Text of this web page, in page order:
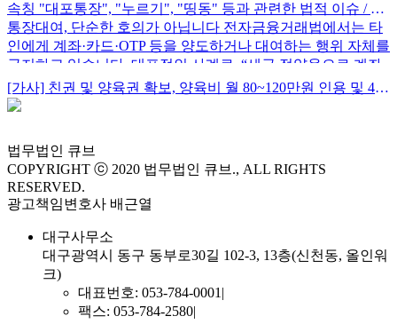
속칭 "대포통장", "누르기", "띵동" 등과 관련한 법적 이슈 / 법무법인 큐브 / 김주원 변호사 / 대구변호사
통장대여, 단순한 호의가 아닙니다 전자금융거래법에서는 타
인에게 계좌·카드·OTP 등을 양도하거나 대여하는 행위 자체를
금지하고 있습니다. 대표적인 사례로, “세금 절약용으로 계좌
좀 빌려달라”, “회사 거래용으로 잠깐 쓰겠다”, “대출 받으려면
계좌 필요하다”는 식으로 부탁하는 경우가 많고, 이러한 대여
지만 형사처벌 대상이며, 통장대여로 인해 제3의 피해자가 기
하급수적으로 양산되는 만큼 처벌 수위도 강해지고 있는 추세
입니다. ‘누르기’, ‘띵동’의 정체 (범죄수익 은닉) 최근 문제
되.......
[가사] 친권 및 양육권 확보, 양육비 월 80~120만원 인용 및 4개월만에 신속 조정이혼한 사례 / 오수진 변호사
법무법인 큐브
COPYRIGHT ⓒ 2020 법무법인 큐브., ALL RIGHTS
RESERVED.
광고책임변호사 배근열
대구사무소
대구광역시 동구 동부로30길 102-3, 13층(신천동, 올인워
크)
대표번호: 053-784-0001 |
팩스: 053-784-2580|